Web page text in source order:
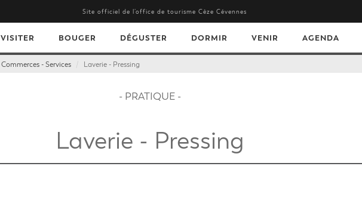
Site officiel de l’office de tourisme Cèze Cévennes
VISITER BOUGER DÉGUSTER DORMIR VENIR AGENDA
Commerces - Services Laverie - Pressing
- PRATIQUE -
Laverie - Pressing